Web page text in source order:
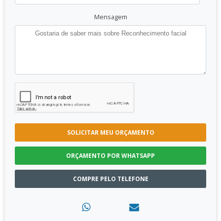
Mensagem
SOLICITAR MEU ORÇAMENTO
ORÇAMENTO POR WHATSAPP
COMPRE PELO TELEFONE